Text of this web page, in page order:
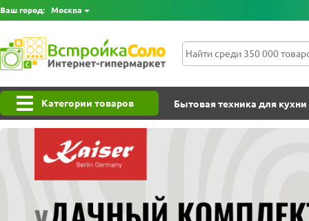
Ваш город: Москва
Категории товаров Бытовая техника для кухни